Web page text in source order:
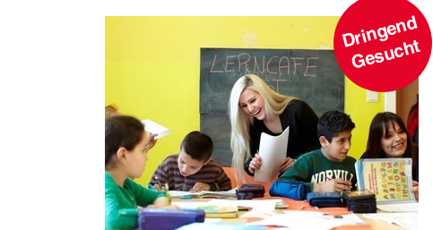
D
ri
n
g
e
n
d
G
e
s
u
c
ht